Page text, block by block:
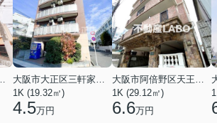
1K (19.32㎡)
4.5万円
1K (29.12㎡)
6.6万円